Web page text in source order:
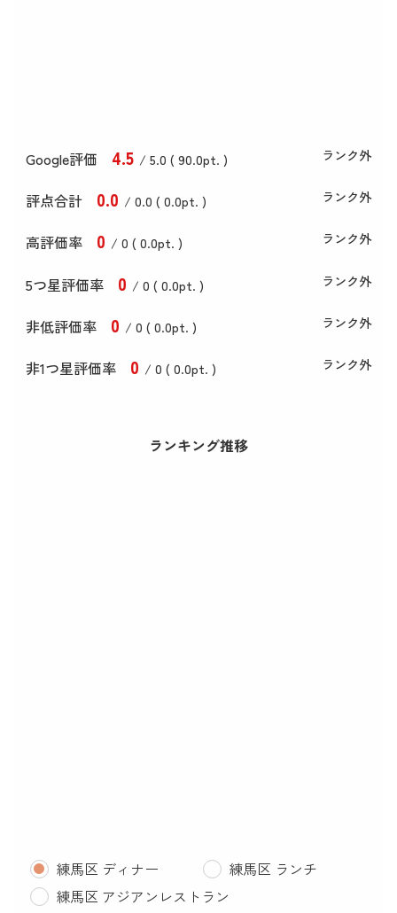
Google評価 4.5 / 5.0 ( 90.0pt. ) ランク外
評点合計 0.0 / 0.0 ( 0.0pt. ) ランク外
高評価率 0 / 0 ( 0.0pt. ) ランク外
5つ星評価率 0 / 0 ( 0.0pt. ) ランク外
非低評価率 0 / 0 ( 0.0pt. ) ランク外
非1つ星評価率 0 / 0 ( 0.0pt. ) ランク外
ランキング推移
練馬区 ディナー
練馬区 ランチ
練馬区 アジアンレストラン